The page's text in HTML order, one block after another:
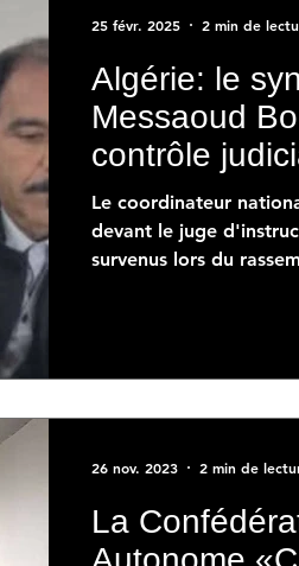
Algérie: le
Messaoud
contrôle
Le coordinateur
devant le juge
survenus lors du
25 févr. 2025 2 min de
La
26 nov. 2023 2 min de